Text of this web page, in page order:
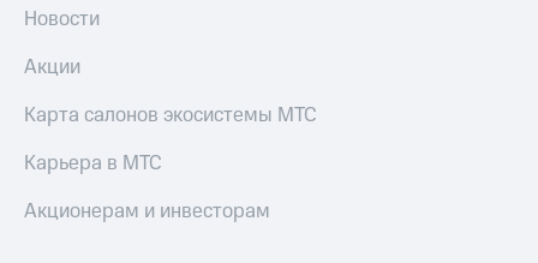
Новости
Акции
Карта салонов экосистемы МТС
Карьера в МТС
Акционерам и инвесторам